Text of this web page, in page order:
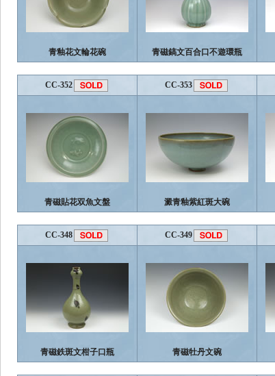
青釉花文輪花碗 青磁鎬文百合口不遊環瓶
CC-352 CC-353
青磁貼花双魚文盤 澱青釉紫紅斑大碗
CC-348 CC-349
青磁鉄斑文柑子口瓶 青磁牡丹文碗